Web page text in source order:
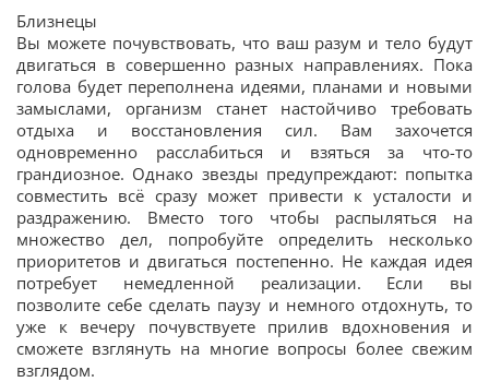
Близнецы
Вы можете почувствовать, что ваш разум и тело будут
двигаться в совершенно разных направлениях. Пока
голова будет переполнена идеями, планами и новыми
замыслами, организм станет настойчиво требовать
отдыха и восстановления сил. Вам захочется
одновременно расслабиться и взяться за что-то
грандиозное. Однако звезды предупреждают: попытка
совместить всё сразу может привести к усталости и
раздражению. Вместо того чтобы распыляться на
множество дел, попробуйте определить несколько
приоритетов и двигаться постепенно. Не каждая идея
потребует немедленной реализации. Если вы
позволите себе сделать паузу и немного отдохнуть, то
уже к вечеру почувствуете прилив вдохновения и
сможете взглянуть на многие вопросы более свежим
взглядом.